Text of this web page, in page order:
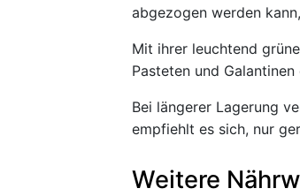
abgezogen werden
Mit ihrer leuchtend
Pasteten und
Bei längerer Lagerung
empfiehlt es sich, nur
Weitere